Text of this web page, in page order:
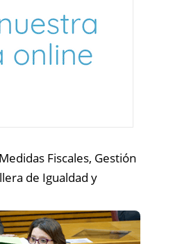
Fiscales, Gestión
de Igualdad y